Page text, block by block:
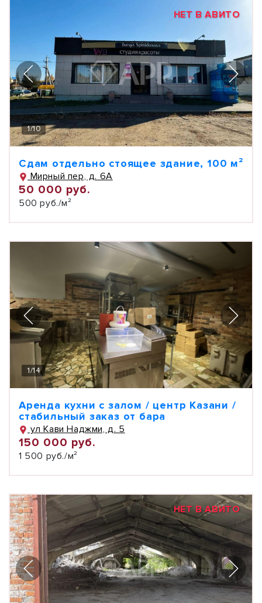
НЕТ В АВИТО
1/10
Сдам отдельно стоящее здание, 100 м²
Мирный пер, д. 6А
50 000 руб.
500 руб./м²
1/14
Аренда кухни с залом / центр Казани /
стабильный заказ от бара
ул Кави Наджми, д. 5
150 000 руб.
1 500 руб./м²
НЕТ В АВИТО